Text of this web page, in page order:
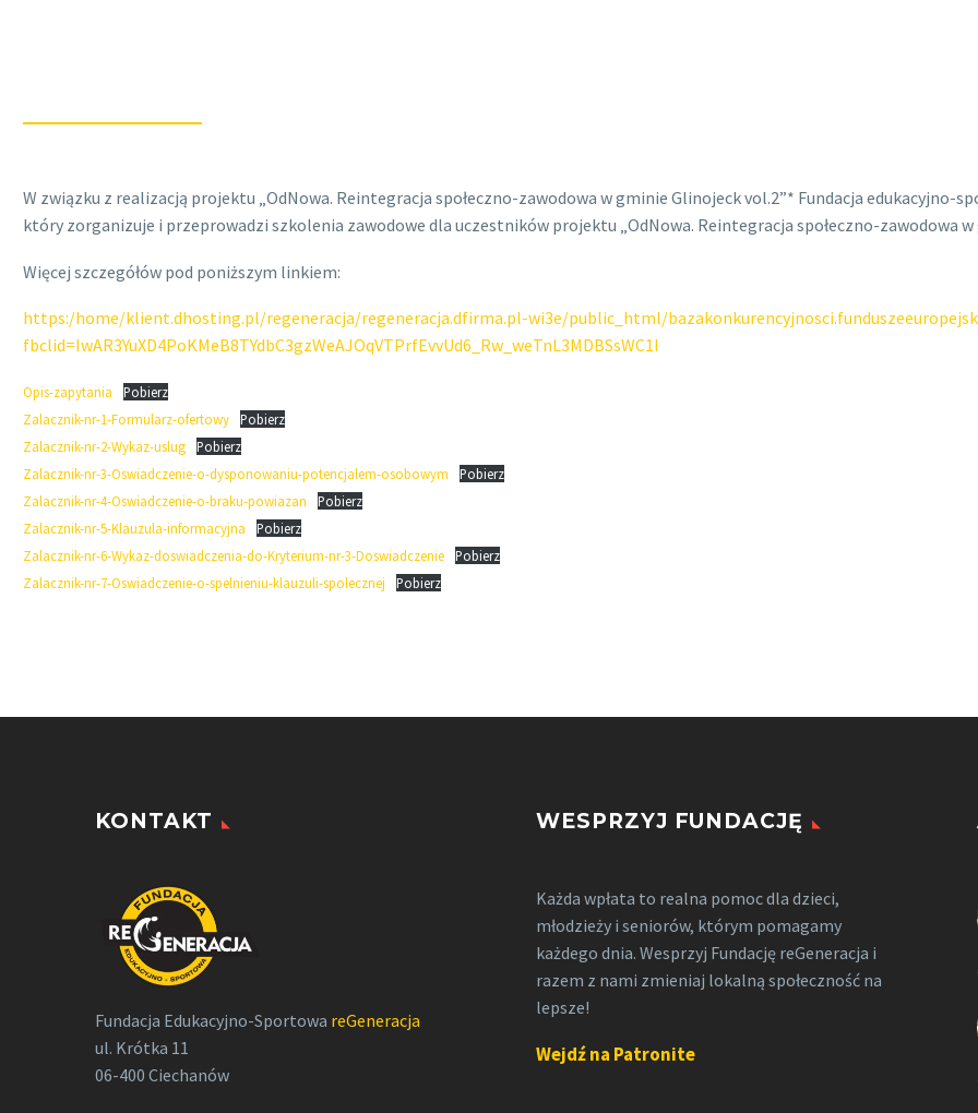
W związku z realizacją projektu „OdNowa. Reintegracja społeczno-zawodowa w gminie Glinojeck vol.2”* Fundacja edukacyjno-
który zorganizuje i przeprowadzi szkolenia zawodowe dla uczestników projektu „OdNowa. Reintegracja społeczno-zawodowa w
Więcej szczegółów pod poniższym linkiem:
https:/home/klient.dhosting.pl/regeneracja/regeneracja.dfirma.pl-wi3e/public_html/
fbclid=IwAR3YuXD4PoKMeB8TYdbC3gzWeAJOqVTPrfEvvUd6_Rw_weTnL3MDBSsWC1I
Opis-zapytania
Pobierz
Zalacznik-nr-1-Formularz-ofertowy
Pobierz
Zalacznik-nr-2-Wykaz-uslug
Pobierz
Zalacznik-nr-3-Oswiadczenie-o-dysponowaniu-potencjalem-osobowym
Pobierz
Zalacznik-nr-4-Oswiadczenie-o-braku-powiazan
Pobierz
Zalacznik-nr-5-Klauzula-informacyjna
Pobierz
Zalacznik-nr-6-Wykaz-doswiadczenia-do-Kryterium-nr-3-Doswiadczenie
Pobierz
Zalacznik-nr-7-Oswiadczenie-o-spelnieniu-klauzuli-spolecznej
Pobierz
KONTAKT
Fundacja Edukacyjno-Sportowa reGeneracja
ul. Krótka 11
06-400 Ciechanów
WESPRZYJ FUNDACJĘ
Każda wpłata to realna pomoc dla dzieci,
młodzieży i seniorów, którym pomagamy
każdego dnia. Wesprzyj Fundację reGeneracja i
razem z nami zmieniaj lokalną społeczność na
lepsze!
Wejdź na Patronite